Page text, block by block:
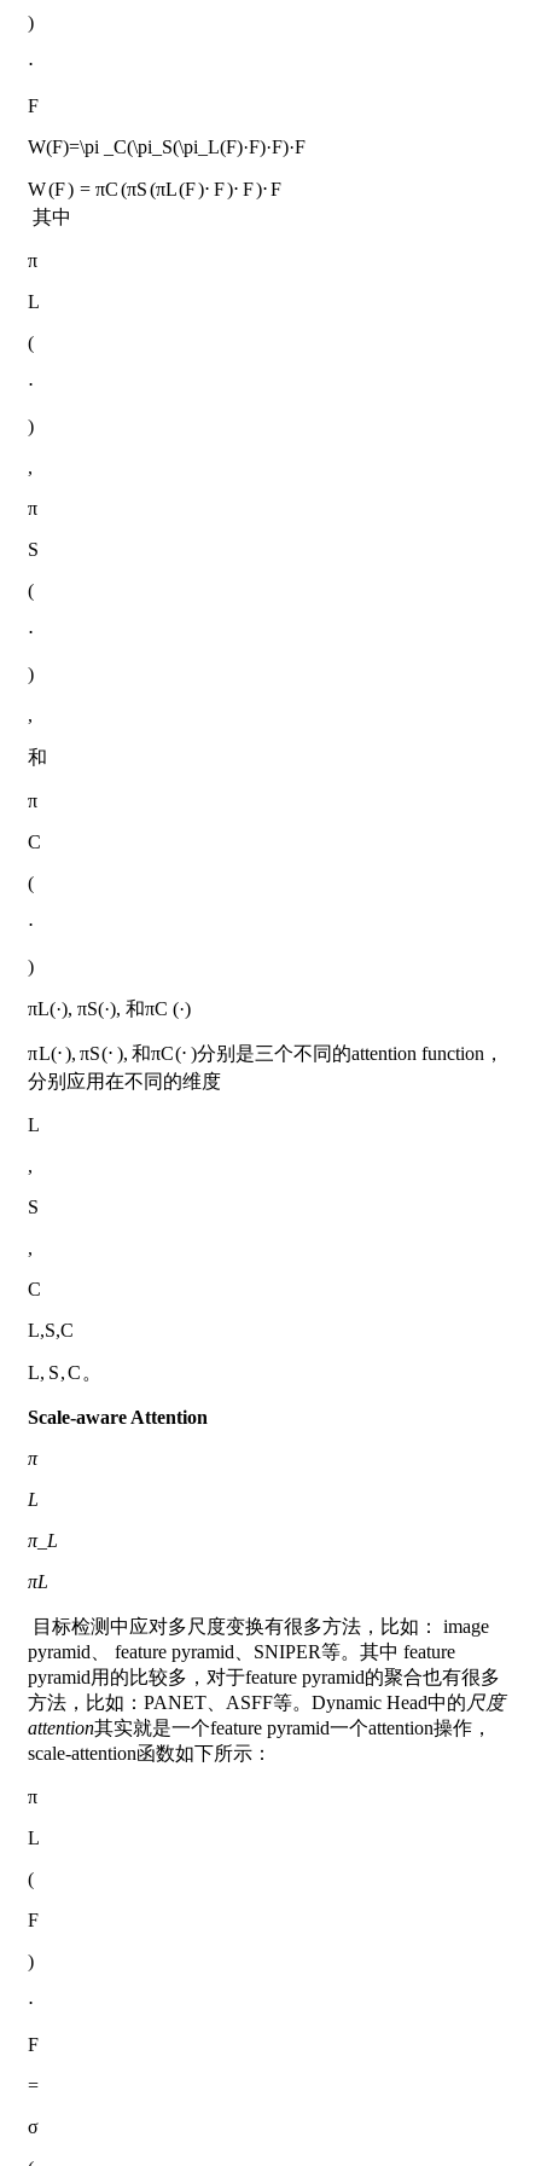
)
⋅
F
W(F)=\pi _C(\pi_S(\pi_L(F)·F)·F)·F
W(F) = πC(πS(πL(F)⋅ F)⋅ F)⋅F
​ 其中
π
L
(
⋅
)
,
π
S
(
⋅
)
,
和
π
C
(
⋅
)
πL(·), πS(·), 和πC (·)
πL(⋅), πS(⋅ ), 和πC(⋅ )分别是三个不同的attention function，
分别应用在不同的维度
L
,
S
,
C
L,S,C
L, S,C 。
Scale-aware Attention
π
L
π_L
πL
​ 目标检测中应对多尺度变换有很多方法，比如： image
pyramid、 feature pyramid、SNIPER等。其中 feature
pyramid用的比较多，对于feature pyramid的聚合也有很多
方法，比如：PANET、ASFF等。Dynamic Head中的 尺度
attention其实就是一个feature pyramid一个attention操作，
scale-attention函数如下所示：
π
L
(
F
)
⋅
F
=
σ